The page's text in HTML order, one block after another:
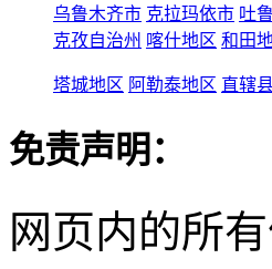
乌鲁木齐市 克拉玛依市 吐
克孜自治州 喀什地区 和田
塔城地区 阿勒泰地区 直辖
免责声明：
网页内的所